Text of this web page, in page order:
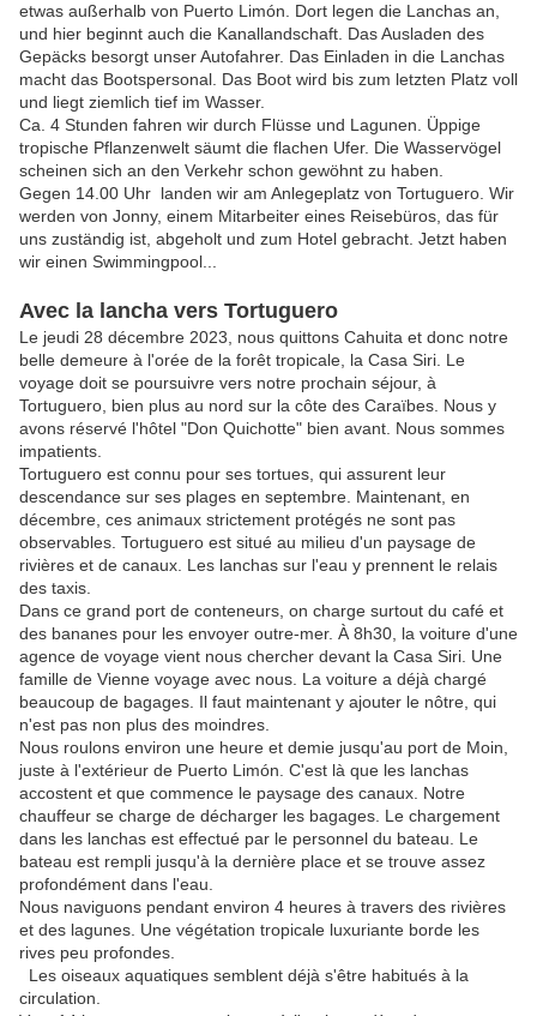
etwas außerhalb von Puerto Limón. Dort legen die Lanchas an,
und hier beginnt auch die Kanallandschaft. Das Ausladen des
Gepäcks besorgt unser Autofahrer. Das Einladen in die Lanchas
macht das Bootspersonal. Das Boot wird bis zum letzten Platz voll
und liegt ziemlich tief im Wasser.
Ca. 4 Stunden fahren wir durch Flüsse und Lagunen. Üppige
tropische Pflanzenwelt säumt die flachen Ufer. Die Wasservögel
scheinen sich an den Verkehr schon gewöhnt zu haben.
Gegen 14.00 Uhr landen wir am Anlegeplatz von Tortuguero. Wir
werden von Jonny, einem Mitarbeiter eines Reisebüros, das für
uns zuständig ist, abgeholt und zum Hotel gebracht. Jetzt haben
wir einen Swimmingpool...
Avec la lancha vers Tortuguero
Le jeudi 28 décembre 2023, nous quittons Cahuita et donc notre
belle demeure à l'orée de la forêt tropicale, la Casa Siri. Le
voyage doit se poursuivre vers notre prochain séjour, à
Tortuguero, bien plus au nord sur la côte des Caraïbes. Nous y
avons réservé l'hôtel "Don Quichotte" bien avant. Nous sommes
impatients.
Tortuguero est connu pour ses tortues, qui assurent leur
descendance sur ses plages en septembre. Maintenant, en
décembre, ces animaux strictement protégés ne sont pas
observables. Tortuguero est situé au milieu d'un paysage de
rivières et de canaux. Les lanchas sur l'eau y prennent le relais
des taxis.
Dans ce grand port de conteneurs, on charge surtout du café et
des bananes pour les envoyer outre-mer. À 8h30, la voiture d'une
agence de voyage vient nous chercher devant la Casa Siri. Une
famille de Vienne voyage avec nous. La voiture a déjà chargé
beaucoup de bagages. Il faut maintenant y ajouter le nôtre, qui
n'est pas non plus des moindres.
Nous roulons environ une heure et demie jusqu'au port de Moin,
juste à l'extérieur de Puerto Limón. C'est là que les lanchas
accostent et que commence le paysage des canaux. Notre
chauffeur se charge de décharger les bagages. Le chargement
dans les lanchas est effectué par le personnel du bateau. Le
bateau est rempli jusqu'à la dernière place et se trouve assez
profondément dans l'eau.
Nous naviguons pendant environ 4 heures à travers des rivières
et des lagunes. Une végétation tropicale luxuriante borde les
rives peu profondes.
Les oiseaux aquatiques semblent déjà s'être habitués à la
circulation.